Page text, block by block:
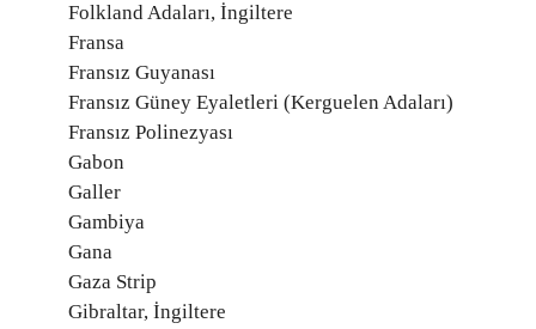
Folkland Adaları, İngiltere
Fransa
Fransız Guyanası
Fransız Güney Eyaletleri (Kerguelen Adaları)
Fransız Polinezyası
Gabon
Galler
Gambiya
Gana
Gaza Strip
Gibraltar, İngiltere